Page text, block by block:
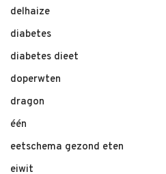
delhaize
diabetes
diabetes dieet
doperwten
dragon
één
eetschema gezond eten
eiwit